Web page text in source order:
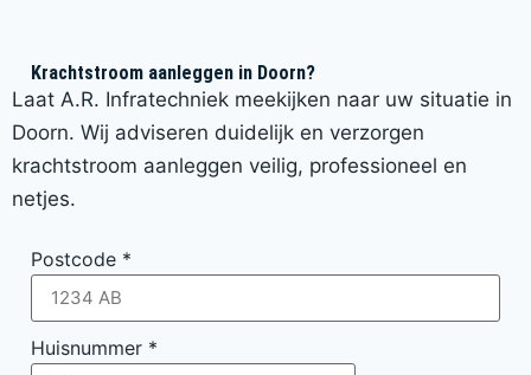
Krachtstroom aanleggen in Doorn?
Laat A.R. Infratechniek meekijken naar uw situatie in
Doorn. Wij adviseren duidelijk en verzorgen
krachtstroom aanleggen veilig, professioneel en
netjes.
Postcode *
Huisnummer *